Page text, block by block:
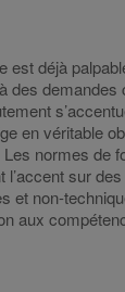
est déjà
des
en véritable
normes de
l’accent sur
et non-
aux